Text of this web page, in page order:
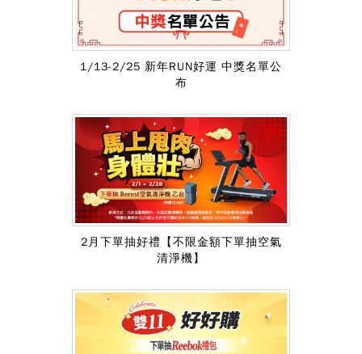
1/13-2/25 新年RUN好運 中獎名單公
布
2月下單抽好禮【不限金額下單抽空氣
清淨機】